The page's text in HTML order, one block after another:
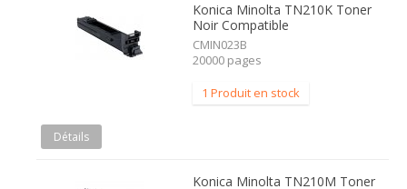
Konica Minolta TN210K Toner
Noir Compatible
CMIN023B
20000 pages
1 Produit en stock
Détails
Konica Minolta TN210M Toner